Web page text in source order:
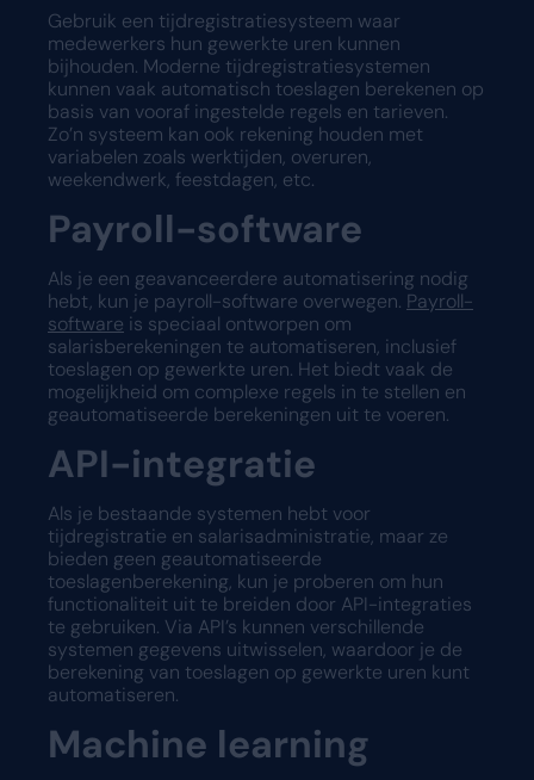
Gebruik een tijdregistratiesysteem waar
medewerkers hun gewerkte uren kunnen
bijhouden. Moderne tijdregistratiesystemen
kunnen vaak automatisch toeslagen berekenen op
basis van vooraf ingestelde regels en tarieven.
Zo’n systeem kan ook rekening houden met
variabelen zoals werktijden, overuren,
weekendwerk, feestdagen, etc.
Payroll-software
Als je een geavanceerdere automatisering nodig
hebt, kun je payroll-software overwegen. Payroll-
software is speciaal ontworpen om
salarisberekeningen te automatiseren, inclusief
toeslagen op gewerkte uren. Het biedt vaak de
mogelijkheid om complexe regels in te stellen en
geautomatiseerde berekeningen uit te voeren.
API-integratie
Als je bestaande systemen hebt voor
tijdregistratie en salarisadministratie, maar ze
bieden geen geautomatiseerde
toeslagenberekening, kun je proberen om hun
functionaliteit uit te breiden door API-integraties
te gebruiken. Via API’s kunnen verschillende
systemen gegevens uitwisselen, waardoor je de
berekening van toeslagen op gewerkte uren kunt
automatiseren.
Machine learning